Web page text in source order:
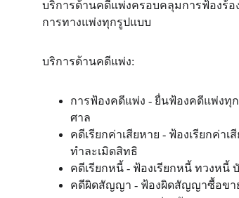
บริการด้านคดีแพ่งครอบคลุมการฟ้องร้อ
การทางแพ่งทุกรูปแบบ
บริการด้านคดีแพ่ง:
การฟ้องคดีแพ่ง - ยื่นฟ้องคดีแพ่งทุ
ศาล
คดีเรียกค่าเสียหาย - ฟ้องเรียกค่า
ทำละเมิดสิทธิ
คดีเรียกหนี้ - ฟ้องเรียกหนี้ ทวงหนี้
คดีผิดสัญญา - ฟ้องผิดสัญญาซื้อขา